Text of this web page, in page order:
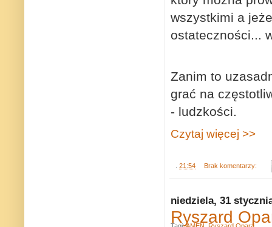
wszystkimi a
ostateczności...
Zanim to
grać na
- ludzkości.
Czytaj więcej >>
21:54 Brak komentarzy:
niedziela, 31
Ryszard